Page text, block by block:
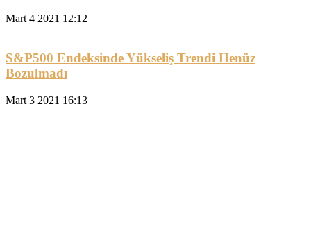
Mart 4 2021 12:12
S&P500 Endeksinde Yükseliş Trendi Henüz
Bozulmadı
Mart 3 2021 16:13